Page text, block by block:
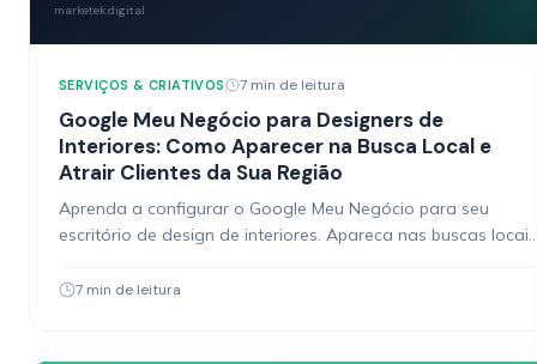
marketek.digital
SERVIÇOS & CRIATIVOS 7 min de leitura
Google Meu Negócio para Designers de
Interiores: Como Aparecer na Busca Local e
Atrair Clientes da Sua Região
Aprenda a configurar o Google Meu Negócio para seu
escritório de design de interiores. Apareca nas buscas locais
7 min de leitura